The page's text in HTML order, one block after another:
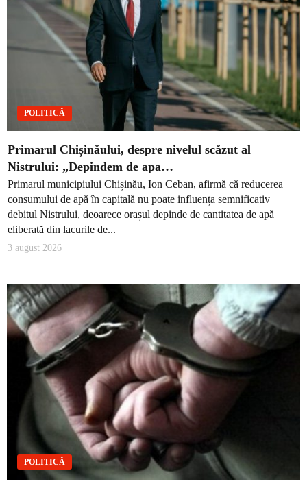
POLITICĂ
Primarul Chișinăului, despre nivelul scăzut al
Nistrului: „Depindem de apa…
Primarul municipiului Chișinău, Ion Ceban, afirmă că reducerea
consumului de apă în capitală nu poate influența semnificativ
debitul Nistrului, deoarece orașul depinde de cantitatea de apă
eliberată din lacurile de...
3 august 2026
POLITICĂ